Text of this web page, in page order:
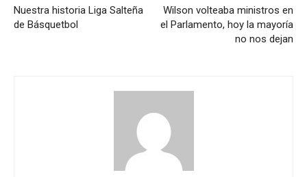
Nuestra historia Liga Salteña
de Básquetbol
Wilson volteaba ministros en
el Parlamento, hoy la mayoría
no nos dejan